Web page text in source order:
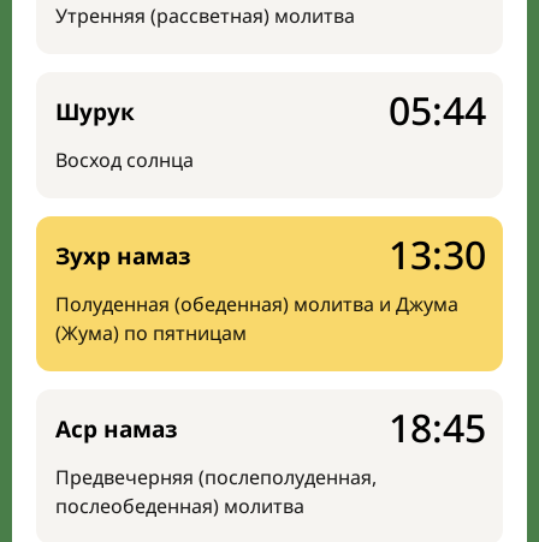
Утренняя (рассветная) молитва
Шурук
Восход солнца
05:44
Зухр намаз
Полуденная (обеденная) молитва и Джума
(Жума) по пятницам
13:30
Аср намаз
Предвечерняя (послеполуденная,
послеобеденная) молитва
18:45